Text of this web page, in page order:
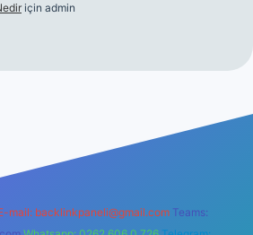
için admin
mail: backlinkpaneli@gmail.com Teams: